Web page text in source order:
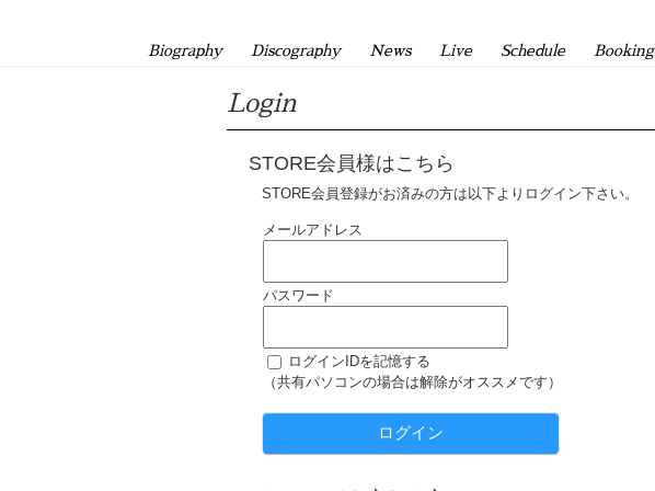
Biography Discography News Live Schedule Booking
Login
STORE会員様はこちら
STORE会員登録がお済みの方は以下よりログイン下さい。
メールアドレス
パスワード
ログインIDを記憶する
（共有パソコンの場合は解除がオススメです）
ログイン